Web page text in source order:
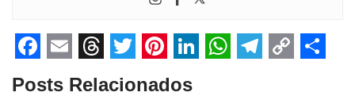
F
E
T
T
Posts Relacionados